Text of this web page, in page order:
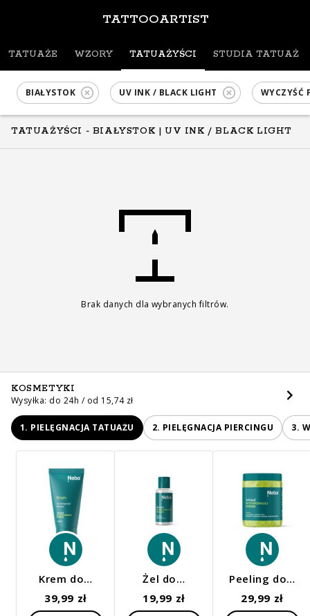
TATTOOARTIST
TATUAŻE WZORY TATUAŻYŚCI STUDIA TATUAŻU
BIAŁYSTOK UV INK / BLACK LIGHT WYCZYŚĆ
TATUAŻYŚCI - BIAŁYSTOK | UV INK / BLACK LIGHT
Brak danych dla wybranych filtrów.
KOSMETYKI
Wysyłka: do 24h / od 15,74 zł
1. PIELĘGNACJA TATUAŻU 2. PIELĘGNACJA PIERCINGU 3.
Krem do…
39,99 zł
Żel do…
19,99 zł
Peeling do…
29,99 zł